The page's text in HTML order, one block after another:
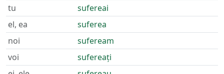
tu
sufereai
el, ea
suferea
noi
sufeream
voi
sufereați